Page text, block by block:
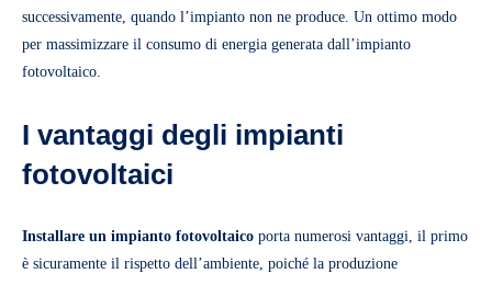
successivamente, quando l’impianto non ne produce. Un ottimo modo
per massimizzare il consumo di energia generata dall’impianto
fotovoltaico.
I vantaggi degli impianti
fotovoltaici
Installare un impianto fotovoltaico porta numerosi vantaggi, il primo
è sicuramente il rispetto dell’ambiente, poiché la produzione